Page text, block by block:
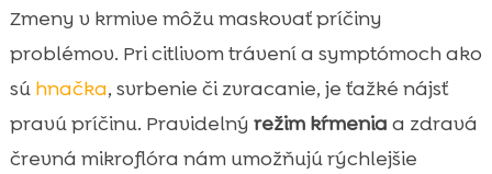
Zmeny v krmive môžu maskovať príčiny
problémov. Pri citlivom trávení a symptómoch ako
sú hnačka, svrbenie či zvracanie, je ťažké nájsť
pravú príčinu. Pravidelný režim kŕmenia a zdravá
črevná mikroflóra nám umožňujú rýchlejšie